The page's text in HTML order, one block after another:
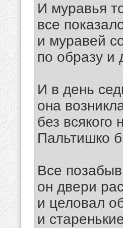
И муравья
все
и муравей
по образу и
И в день
она
без всякого
Пальтишко
Все
он двери
и целовал
и